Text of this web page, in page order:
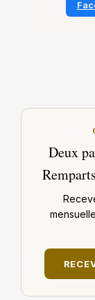
Deux